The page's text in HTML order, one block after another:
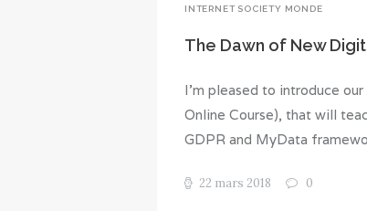
INTERNET SOCIETY MONDE
The Dawn of New
I’m pleased to introduce
Online Course), that will
GDPR and MyData
22 mars 2018 0